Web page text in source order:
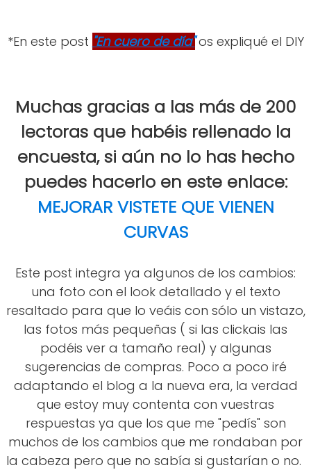
*En este post "En cuero de día"os expliqué el DIY
Muchas gracias a las más de 200
lectoras que habéis rellenado la
encuesta, si aún no lo has hecho
puedes hacerlo en este enlace:
MEJORAR VISTETE QUE VIENEN
CURVAS
Este post integra ya algunos de los cambios:
una foto con el look detallado y el texto
resaltado para que lo veáis con sólo un vistazo,
las fotos más pequeñas ( si las clickais las
podéis ver a tamaño real) y algunas
sugerencias de compras. Poco a poco iré
adaptando el blog a la nueva era, la verdad
que estoy muy contenta con vuestras
respuestas ya que los que me "pedís" son
muchos de los cambios que me rondaban por
la cabeza pero que no sabía si gustarían o no.